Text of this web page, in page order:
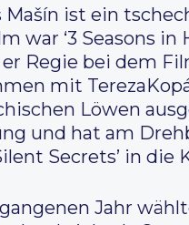
Mašín ist ein
war ‘3 Seasons
Regie bei dem
mit
Löwen
und hat am
Secrets’ in die
Jahr